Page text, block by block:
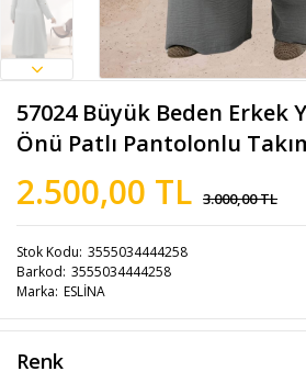
57024 Büyük Beden Erkek
Önü Patlı Pantolonlu
2.500,00 TL 3.000,00 TL
Stok Kodu 3555034444258
Barkod 3555034444258
Marka ESLİNA
Renk